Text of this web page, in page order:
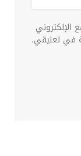
الإلكتروني
في تعليقي.